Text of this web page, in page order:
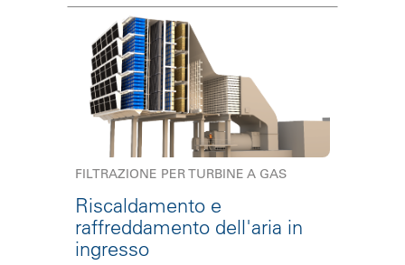
FILTRAZIONE PER TURBINE A GAS
Riscaldamento e
raffreddamento dell'aria in
ingresso